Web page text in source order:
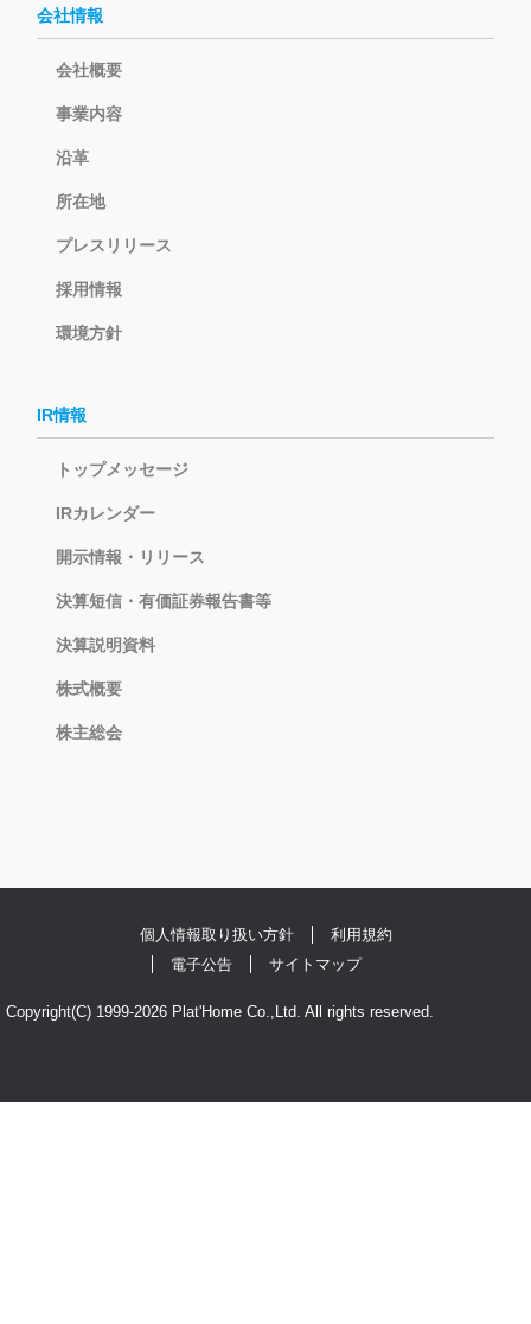
会社情報
会社概要
事業内容
沿革
所在地
プレスリリース
採用情報
環境方針
IR情報
トップメッセージ
IRカレンダー
開示情報・リリース
決算短信・有価証券報告書等
決算説明資料
株式概要
株主総会
Copyright(C) 1999-2026 Plat'Home Co.,Ltd. All rights reserved.
個人情報取り扱い方針
利用規約
電子公告
サイトマップ